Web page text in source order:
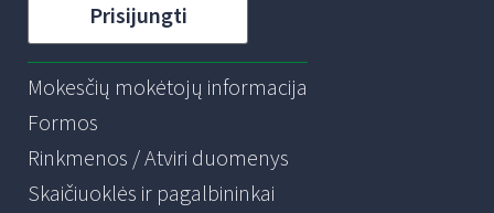
Prisijungti
Mokesčių mokėtojų informacija
Formos
Rinkmenos / Atviri duomenys
Skaičiuoklės ir pagalbininkai